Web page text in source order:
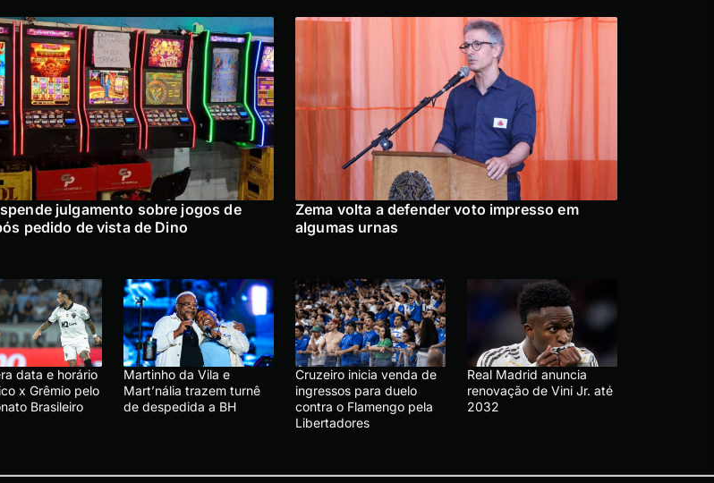
julgamento sobre jogos de
pedido de vista de Dino
Zema volta a defender voto impresso em
algumas urnas
data e horário
x Grêmio pelo
Brasileiro
Martinho da Vila e
Mart’nália trazem turnê
de despedida a BH
Cruzeiro inicia venda de
ingressos para duelo
contra o Flamengo pela
Libertadores
Real Madrid anuncia
renovação de Vini Jr. até
2032